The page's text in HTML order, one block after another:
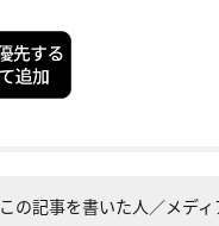
この記事を書いた人／メディ